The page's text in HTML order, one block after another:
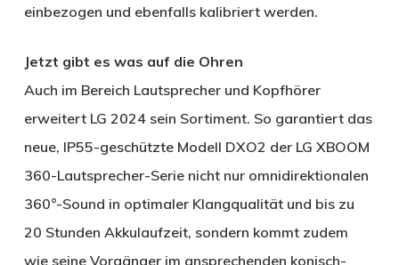
einbezogen und ebenfalls kalibriert werden.
Jetzt gibt es was auf die Ohren
Auch im Bereich Lautsprecher und Kopfhörer
erweitert LG 2024 sein Sortiment. So garantiert das
neue, IP55-geschützte Modell DXO2 der LG XBOOM
360-Lautsprecher-Serie nicht nur omnidirektionalen
360°-Sound in optimaler Klangqualität und bis zu
20 Stunden Akkulaufzeit, sondern kommt zudem
wie seine Vorgänger im ansprechenden konisch-